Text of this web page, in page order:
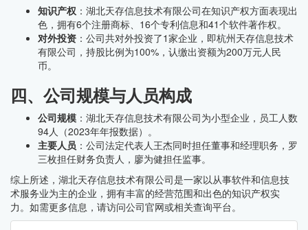
知识产权 ：湖北天存信息技术有限公司在知识产权方面表现出
色，拥有6个注册商标、16个专利信息和41个软件著作权。
对外投资 ：公司共对外投资了1家企业，即杭州天存信息技术
有限公司，持股比例为100%，认缴出资额为200万元人民
币。
四、公司规模与人员构成
公司规模 ：湖北天存信息技术有限公司为小型企业，员工人数
94人（2023年年报数据）。
主要人员 ：公司法定代表人王杰同时担任董事和经理职务，罗
三枚担任财务负责人，廖为健担任监事。
综上所述，湖北天存信息技术有限公司是一家以从事软件和信息技
术服务业为主的企业，拥有丰富的经营范围和出色的知识产权实
力。如需更多信息，请访问公司官网或相关查询平台。